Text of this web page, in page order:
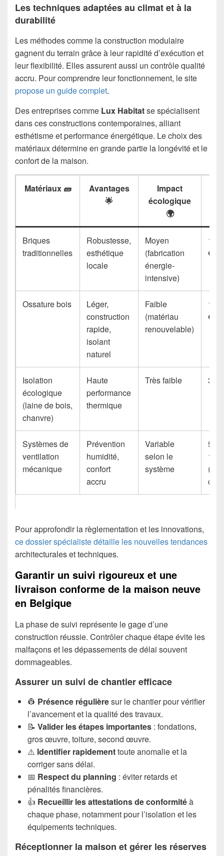
Les techniques adaptées au climat et à la
durabilité
Les méthodes comme la construction modulaire
gagnent du terrain grâce à leur rapidité d’exécution et
leur flexibilité. Elles assurent aussi un contrôle qualité
accru. Pour comprendre leur fonctionnement, le site
propose un guide complet.
Des entreprises comme Lux Habitatse spécialisent
dans ces constructions contemporaines, alliant
esthétisme et performance énergétique. Le choix des
matériaux détermine en grande partie la longévité et le
confort de la maison.
Matériaux 🧱
Avantages
🌟
Impact
écologique
🌍
Briques
traditionnelles
Robustesse,
esthétique
locale
Moyen
(fabrication
énergie-
intensive)
150
€
Ossature bois
Léger,
construction
rapide,
isolant
naturel
Faible
(matériau
renouvelable)
180
€
Isolation
écologique
(laine de bois,
chanvre)
Haute
performance
thermique
Très faible 30
Systèmes de
ventilation
mécanique
Prévention
humidité,
confort
accru
Variable
selon le
système
Pour approfondir la règlementation et les innovations,
ce dossier spécialiste détaille les nouvelles tendances
architecturales et techniques.
Garantir un suivi rigoureux et une
livraison conforme de la maison neuve
en Belgique
La phase de suivi représente le gage d’une
construction réussie. Contrôler chaque étape évite les
malfaçons et les dépassements de délai souvent
dommageables.
Assurer un suivi de chantier efficace
👷 Présence régulièresur le chantier pour vérifier
l’avancement et la qualité des travaux.
📝 Valider les étapes importantes : fondations,
gros œuvre, toiture, second œuvre.
⚠️ Identifier rapidementtoute anomalie et la
corriger sans délai.
📅 Respect du planning : éviter retards et
pénalités financières.
👍 Recueillir les attestations de conformitéà
chaque phase, notamment pour l’isolation et les
équipements techniques.
Réceptionner la maison et gérer les réserves